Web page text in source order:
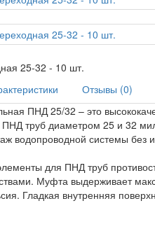
Отзывы (0)
ПНД 25/32 – это
труб диаметром 25 и 32
водопроводной системы без
для ПНД труб
Муфта выдерживает
Гладкая внутренняя